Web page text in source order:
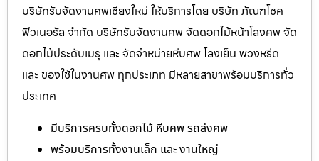
บริษัทรับจัดงานศพเชียงใหม่ ให้บริการโดย บริษัท ภัณฑโชค
ฟิวเนอรัล จำกัด บริษัทรับจัดงานศพ จัดดอกไม้หน้าโลงศพ จัด
ดอกไม้ประดับเมรุ และ จัดจำหน่ายหีบศพ โลงเย็น พวงหรีด
และ ของใช้ในงานศพ ทุกประเภท มีหลายสาขาพร้อมบริการทั่ว
ประเทศ
มีบริการครบทั้งดอกไม้ หีบศพ รถส่งศพ
พร้อมบริการทั้งงานเล็ก และ งานใหญ่